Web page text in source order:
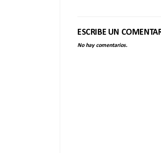
ESCRIBE UN
No hay comentarios.